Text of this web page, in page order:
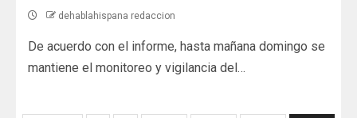
dehablahispana redaccion
De acuerdo con el informe, hasta mañana domingo se
mantiene el monitoreo y vigilancia del…